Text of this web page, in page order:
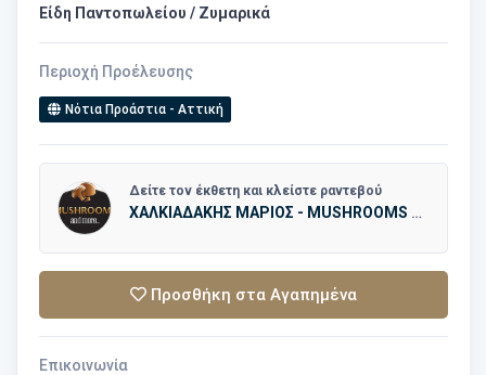
Είδη Παντοπωλείου / Ζυμαρικά
Περιοχή Προέλευσης
Νότια Προάστια - Αττική
Δείτε τον έκθετη και κλείστε ραντεβού
ΧΑΛΚΙΑΔΑΚΗΣ ΜΑΡΙΟΣ - MUSHROOMS & MORE
Προσθήκη στα Αγαπημένα
Επικοινωνία